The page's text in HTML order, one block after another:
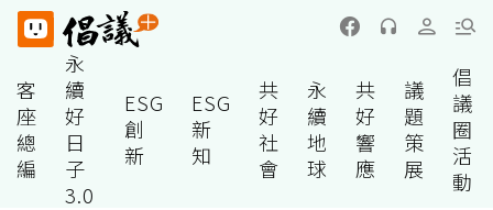
客
座
總
編
永
續
好
日
子
3.0
ESG
創
新
ESG
新
知
共
好
社
會
永
續
地
球
共
好
響
應
議
題
策
展
倡
議
圈
活
動